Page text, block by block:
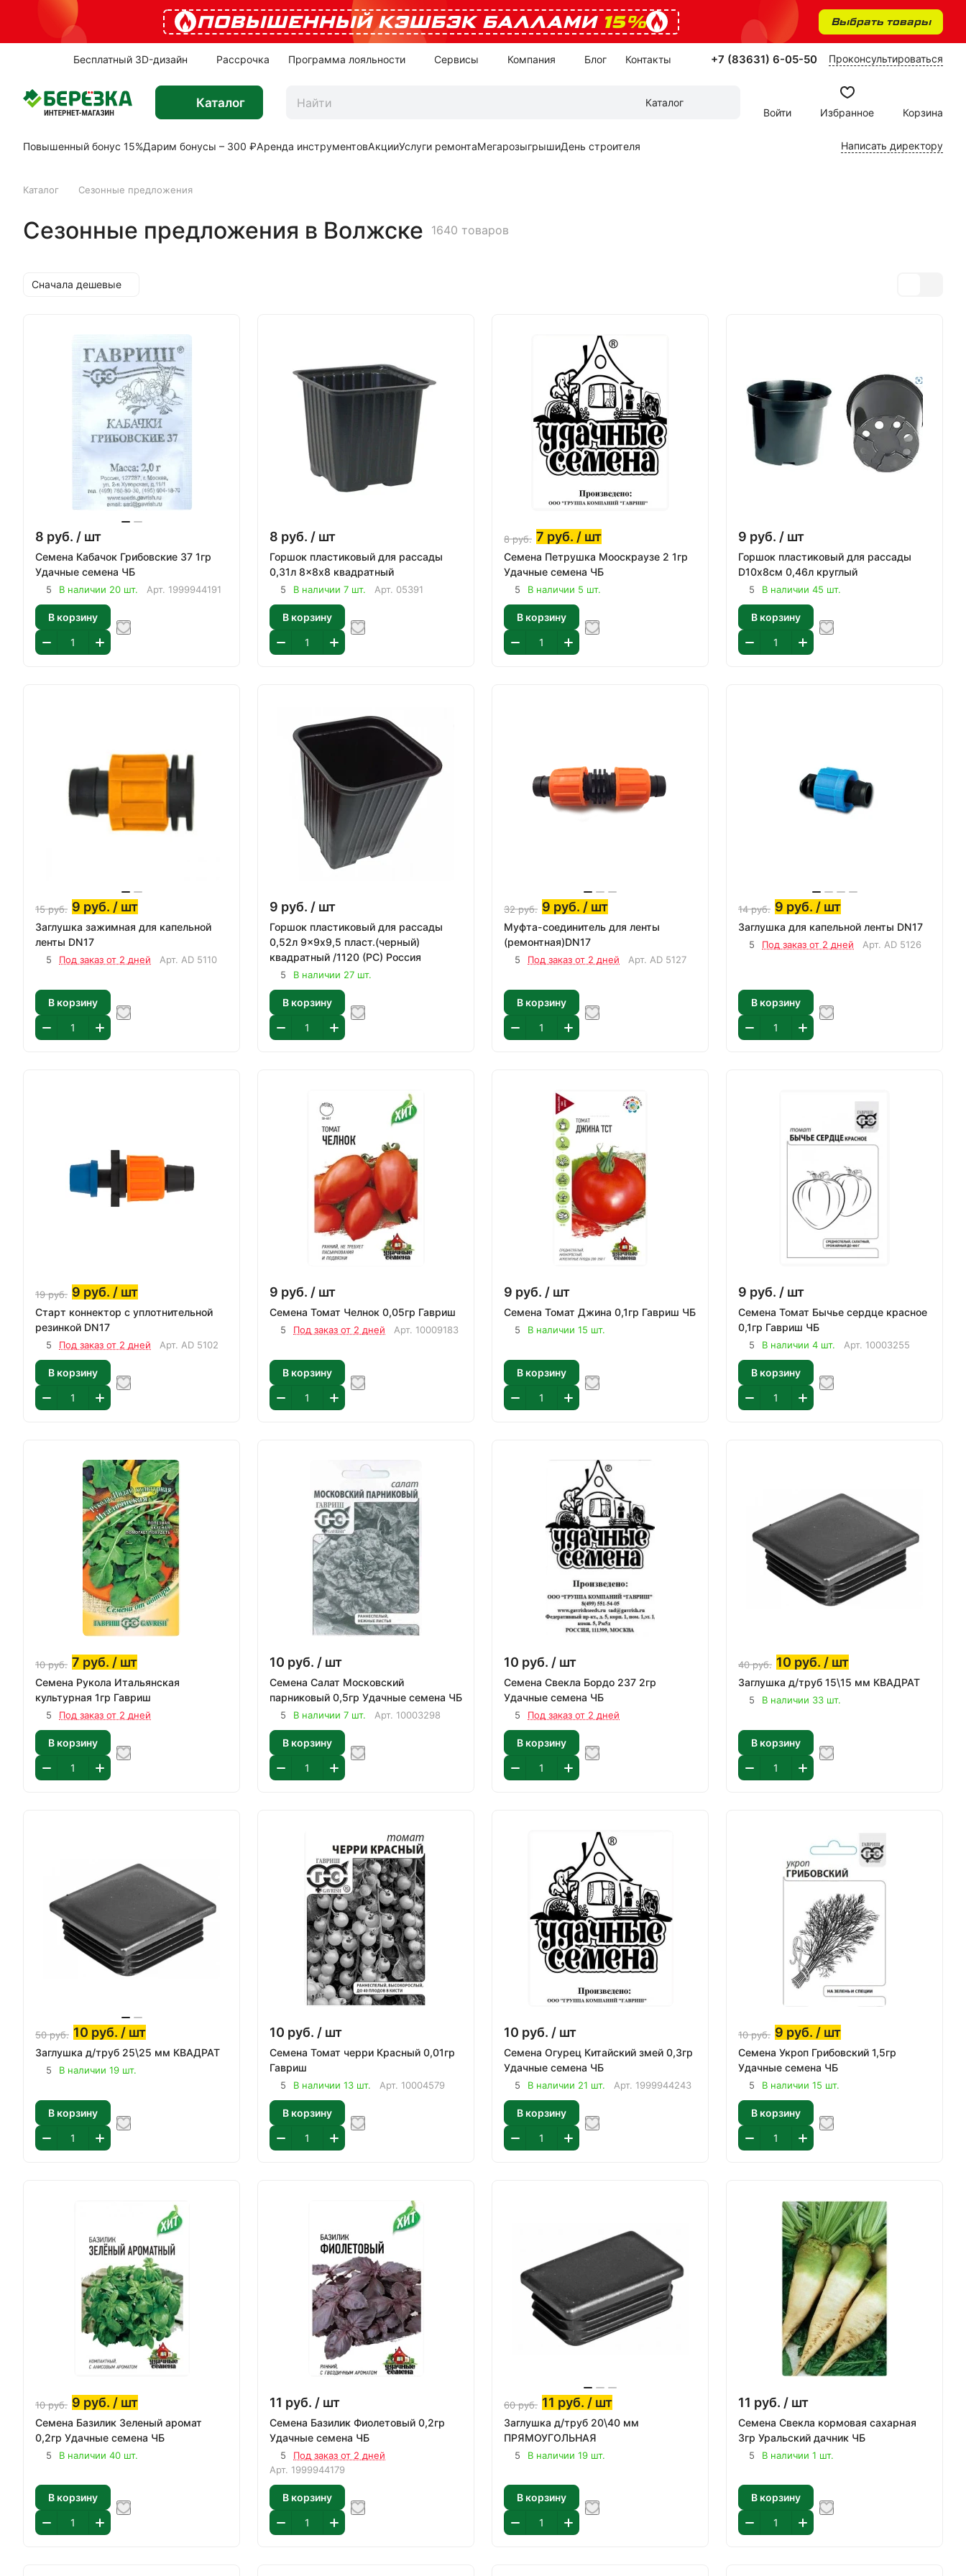
ПОВЫШЕННЫЙ КЭШБЭК БАЛЛАМИ 15% Выбрать товары
Бесплатный 3D-дизайн Рассрочка Программа лояльности Сервисы Компания Блог Контакты +7 (83631) 6-05-50 Проконсультироваться
Каталог
Каталог
Войти
Избранное Корзина
Повышенный бонус 15%Дарим бонусы – 300 ₽Аренда инструментовАкцииУслуги ремонтаМегарозыгрышиДень строителя Написать директору
Каталог Сезонные предложения
Сезонные предложения в Волжске 1640 товаров
Сначала дешевые
8 руб. / шт
Семена Кабачок Грибовские 37 1гр
Удачные семена ЧБ
5 В наличии 20 шт. Арт. 1999944191
В корзину
8 руб. / шт
Горшок пластиковый для рассады
0,31л 8x8х8 квадратный
5 В наличии 7 шт. Арт. 05391
В корзину
8руб. 7 руб. / шт
Семена Петрушка Мооскраузе 2 1гр
Удачные семена ЧБ
5 В наличии 5 шт.
В корзину
9 руб. / шт
Горшок пластиковый для рассады
D10х8см 0,46л круглый
5 В наличии 45 шт.
В корзину
15руб. 9 руб. / шт
Заглушка зажимная для капельной
ленты DN17
5 Под заказ от 2 дней Арт. AD 5110
В корзину
9 руб. / шт
Горшок пластиковый для рассады
0,52л 9x9х9,5 пласт.(черный)
квадратный /1120 (РС) Россия
5 В наличии 27 шт.
В корзину
32руб. 9 руб. / шт
Муфта-соединитель для ленты
(ремонтная)DN17
5 Под заказ от 2 дней Арт. AD 5127
В корзину
14руб. 9 руб. / шт
Заглушка для капельной ленты DN17
5 Под заказ от 2 дней Арт. AD 5126
В корзину
19руб. 9 руб. / шт
Старт коннектор с уплотнительной
резинкой DN17
5 Под заказ от 2 дней Арт. AD 5102
В корзину
9 руб. / шт
Семена Томат Челнок 0,05гр Гавриш
5 Под заказ от 2 дней Арт. 10009183
В корзину
9 руб. / шт
Семена Томат Джина 0,1гр Гавриш ЧБ
5 В наличии 15 шт.
В корзину
9 руб. / шт
Семена Томат Бычье сердце красное
0,1гр Гавриш ЧБ
5 В наличии 4 шт. Арт. 10003255
В корзину
10руб. 7 руб. / шт
Семена Рукола Итальянская
культурная 1гр Гавриш
5 Под заказ от 2 дней
В корзину
10 руб. / шт
Семена Салат Московский
парниковый 0,5гр Удачные семена ЧБ
5 В наличии 7 шт. Арт. 10003298
В корзину
10 руб. / шт
Семена Свекла Бордо 237 2гр
Удачные семена ЧБ
5 Под заказ от 2 дней
В корзину
40руб. 10 руб. / шт
Заглушка д/труб 15\15 мм КВАДРАТ
5 В наличии 33 шт.
В корзину
50руб. 10 руб. / шт
Заглушка д/труб 25\25 мм КВАДРАТ
5 В наличии 19 шт.
В корзину
10 руб. / шт
Семена Томат черри Красный 0,01гр
Гавриш
5 В наличии 13 шт. Арт. 10004579
В корзину
10 руб. / шт
Семена Огурец Китайский змей 0,3гр
Удачные семена ЧБ
5 В наличии 21 шт. Арт. 1999944243
В корзину
10руб. 9 руб. / шт
Семена Укроп Грибовский 1,5гр
Удачные семена ЧБ
5 В наличии 15 шт.
В корзину
10руб. 9 руб. / шт
Семена Базилик Зеленый аромат
0,2гр Удачные семена ЧБ
5 В наличии 40 шт.
В корзину
11 руб. / шт
Семена Базилик Фиолетовый 0,2гр
Удачные семена ЧБ
5
Под заказ от 2 дней
Арт. 1999944179
В корзину
60руб. 11 руб. / шт
Заглушка д/труб 20\40 мм
ПРЯМОУГОЛЬНАЯ
5 В наличии 19 шт.
В корзину
11 руб. / шт
Семена Свекла кормовая сахарная
3гр Уральский дачник ЧБ
5 В наличии 1 шт.
В корзину